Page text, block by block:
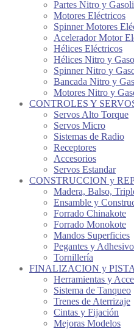
Partes Nitro y
Motores Eléctricos
Spinner Motores
Acelerador Motor
Hélices Eléctricos
Hélices Nitro y
Spinner Nitro y
Bancada Nitro y
Motores Nitro y
CONTROLES Y
Servos Alto Torque
Servos Micro
Sistemas de Radio
Receptores
Accesorios
Servos Estandar
CONSTRUCCION y
Madera, Balso,
Ensamble y
Forrado Chinakote
Forrado Monokote
Mandos Superficies
Pegantes y
Tornillería
FINALIZACION y PISTA
Herramientas y
Sistema de Tanqueo
Trenes de Aterrizaje
Cintas y Fijación
Mejoras Modelos